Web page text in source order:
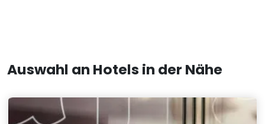
Auswahl an Hotels in der Nähe